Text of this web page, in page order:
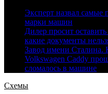
Эксперт назвал самые
марки машин
Дилер просит
какие документы
Завод имени Сталина.
Volkswagen Caddy
сломалось в машине
Схемы